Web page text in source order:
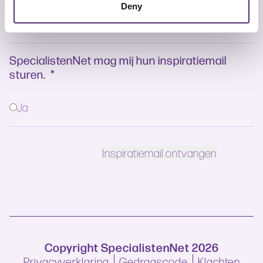
Deny
SpecialistenNet mag mij hun inspiratiemail
sturen. *
Ja
Copyright SpecialistenNet 2026